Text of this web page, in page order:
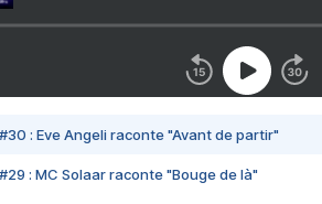
#30 : Eve Angeli raconte "Avant de partir"
#29 : MC Solaar raconte "Bouge de là"